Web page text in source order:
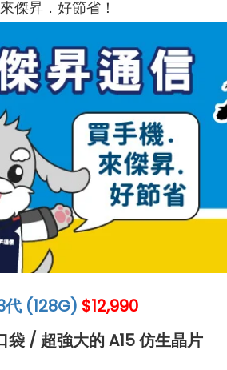
傑昇．好節省！
(128G) $12,990
袋 / 超強大的 A15 仿生晶片